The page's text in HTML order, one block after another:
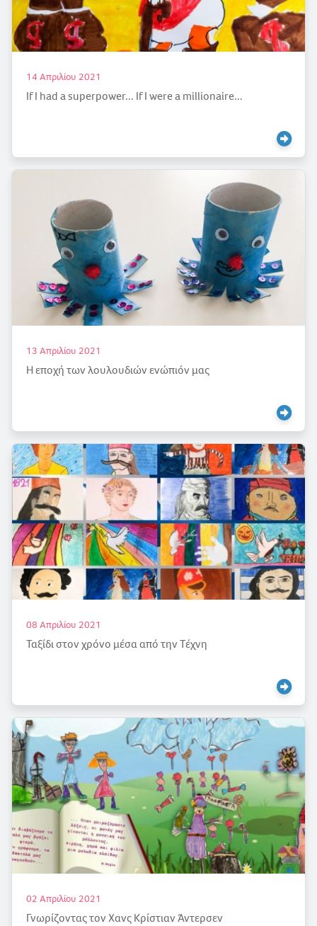
14 Απριλίου 2021
If I had a superpower... If I were a millionaire...
13 Απριλίου 2021
Η εποχή των λουλουδιών ενώπιόν μας
08 Απριλίου 2021
Ταξίδι στον χρόνο μέσα από την Τέχνη
02 Απριλίου 2021
Γνωρίζοντας τον Χανς Κρίστιαν Άντερσεν